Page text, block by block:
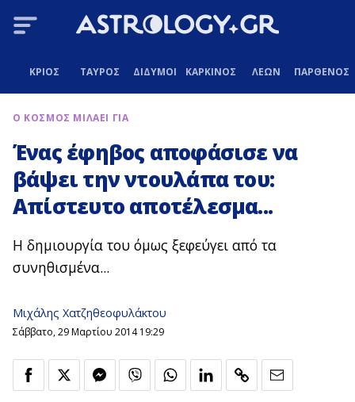
ΚΡΙΟΣ ΤΑΥΡΟΣ ΔΙΔΥΜΟΙ ΚΑΡΚΙΝΟΣ ΛΕΩΝ ΠΑΡΘΕΝΟΣ
Ο ΚΟΣΜΟΣ ΜΙΛΑΕΙ ΓΙΑ
Ένας έφηβος αποφάσισε να
βάψει την ντουλάπα του:
Απίστευτο αποτέλεσμα...
Η δημιουργία του όμως ξεφεύγει από τα
συνηθισμένα...
Μιχάλης Χατζηθεοφυλάκτου
Σάββατο, 29 Μαρτίου 2014 19:29